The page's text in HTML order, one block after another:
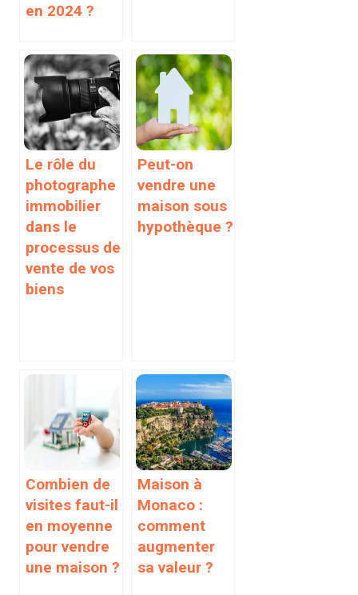
en 2024 ?
Le rôle du
photographe
immobilier
dans le
processus de
vente de vos
biens
Peut-on
vendre une
maison sous
hypothèque ?
Combien de
visites faut-il
en moyenne
pour vendre
une maison ?
Maison à
Monaco :
comment
augmenter
sa valeur ?